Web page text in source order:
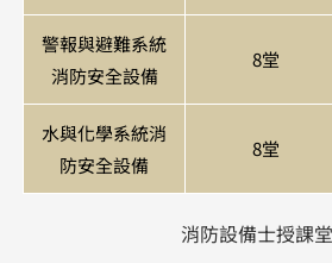
警報與避難系統
消防安全設備
8堂
水與化學系統消
防安全設備
8堂
消防設備士授課